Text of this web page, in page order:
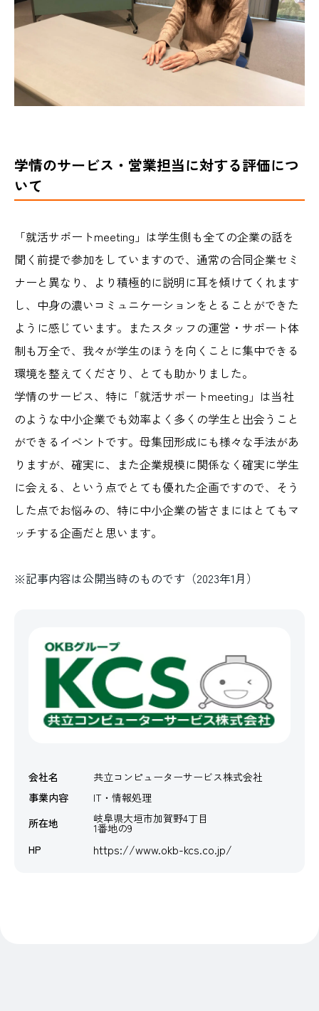
学情のサービス・営業担当に対する評価につ
いて
「就活サポートmeeting」は学生側も全ての企業の話を
聞く前提で参加をしていますので、通常の合同企業セミ
ナーと異なり、より積極的に説明に耳を傾けてくれます
し、中身の濃いコミュニケーションをとることができた
ように感じています。またスタッフの運営・サポート体
制も万全で、我々が学生のほうを向くことに集中できる
環境を整えてくださり、とても助かりました。
学情のサービス、特に「就活サポートmeeting」は当社
のような中小企業でも効率よく多くの学生と出会うこと
ができるイベントです。母集団形成にも様々な手法があ
りますが、確実に、また企業規模に関係なく確実に学生
に会える、という点でとても優れた企画ですので、そう
した点でお悩みの、特に中小企業の皆さまにはとてもマ
ッチする企画だと思います。
※記事内容は公開当時のものです（2023年1月）
会社名
共立コンピューターサービス株式会社
事業内容
IT・情報処理
所在地
岐阜県大垣市加賀野4丁目
1番地の9
HP
https://www.okb-kcs.co.jp/